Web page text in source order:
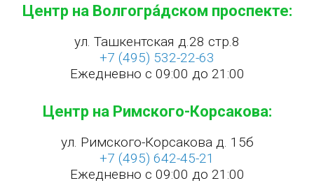
Центр на Волгогра́дском проспекте:
ул. Ташкентская д.28 стр.8
+7 (495) 532-22-63
Ежедневно с 09:00 до 21:00
Центр на Римского-Корсакова:
ул. Римского-Корсакова д. 15б
+7 (495) 642-45-21
Ежедневно с 09:00 до 21:00